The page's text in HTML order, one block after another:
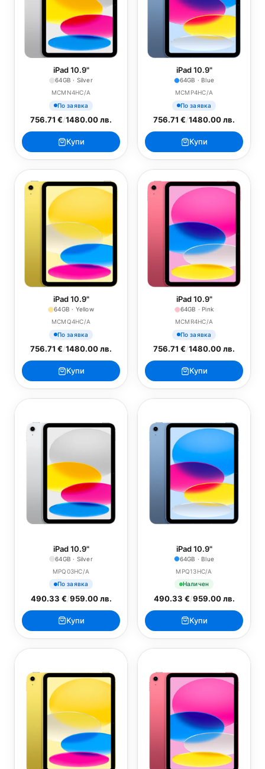
iPad 10.9"
64GB · Silver
MCMN4HC/A
По заявка
756.71 €/1480.00 лв.
Купи
iPad 10.9"
64GB · Blue
MCMP4HC/A
По заявка
756.71 €/1480.00 лв.
Купи
iPad 10.9"
64GB · Yellow
MCMQ4HC/A
По заявка
756.71 €/1480.00 лв.
Купи
iPad 10.9"
64GB · Pink
MCMR4HC/A
По заявка
756.71 €/1480.00 лв.
Купи
iPad 10.9"
64GB · Silver
MPQ03HC/A
По заявка
490.33 €/959.00 лв.
Купи
iPad 10.9"
64GB · Blue
MPQ13HC/A
Наличен
490.33 €/959.00 лв.
Купи